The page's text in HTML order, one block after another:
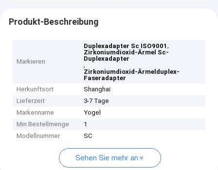
Produkt-Beschreibung
Markieren
Duplexadapter Sc ISO9001,
Zirkoniumdioxid-Ärmel Sc-
Duplexadapter
,
Zirkoniumdioxid-Ärmelduplex-
Faseradapter
Herkunftsort
Shanghai
Lieferzeit
3-7 Tage
Markenname
Yogel
Min Bestellmenge
1
Modellnummer
SC
Sehen Sie mehr an